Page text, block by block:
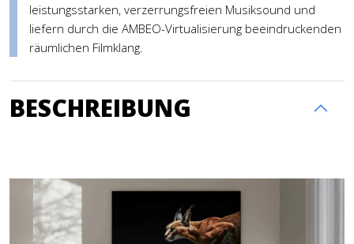
leistungsstarken, verzerrungsfreien Musiksound und
liefern durch die AMBEO-Virtualisierung beeindruckenden
räumlichen Filmklang.
BESCHREIBUNG